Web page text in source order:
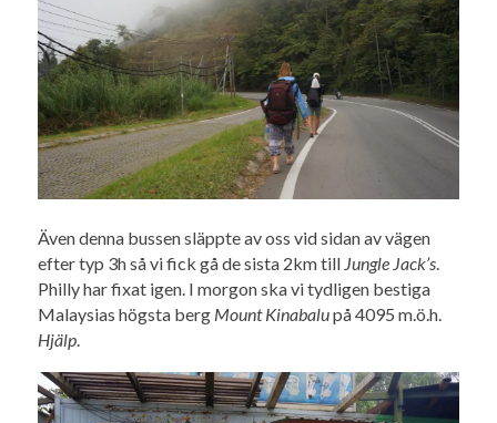
Även denna bussen släppte av oss vid sidan av vägen
efter typ 3h så vi fick gå de sista 2km till Jungle Jack’s.
Philly har fixat igen. I morgon ska vi tydligen bestiga
Malaysias högsta berg Mount Kinabalupå 4095 m.ö.h.
Hjälp.